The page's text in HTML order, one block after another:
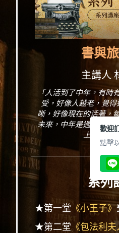
書與
主講人
「人活到了中年，有時
受，好像人越老，覺
晰，好像現在的活著，
未來，中年是過了折返
上，似曾
系列
★第一堂 《小王子》
★第二堂《包法利夫
歡迎
點擊